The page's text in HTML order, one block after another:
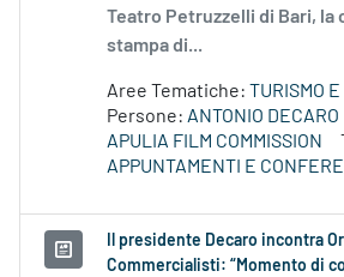
Teatro Petruzzelli di Bari, la
stampa di...
Aree Tematiche: TURISMO
Persone: ANTONIO DECARO
APULIA FILM COMMISSION
APPUNTAMENTI E
Il presidente Decaro incontra
Commercialisti: “Momento di